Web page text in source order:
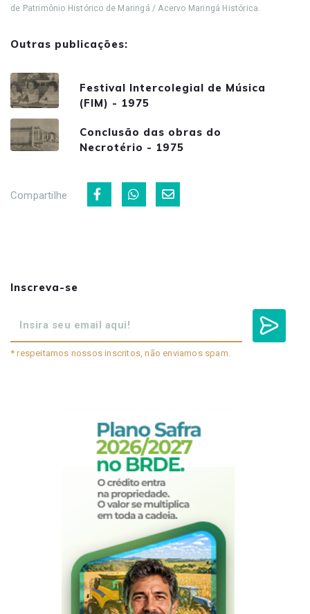
de Patrimônio Histórico de Maringá / Acervo Maringá Histórica.
Outras publicações:
Festival Intercolegial de Música
(FIM) - 1975
Conclusão das obras do
Necrotério - 1975
Compartilhe
Inscreva-se
* respeitamos nossos inscritos, não enviamos spam.